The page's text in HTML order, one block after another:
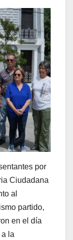
por
Ciudadana
al
partido,
en el día
la